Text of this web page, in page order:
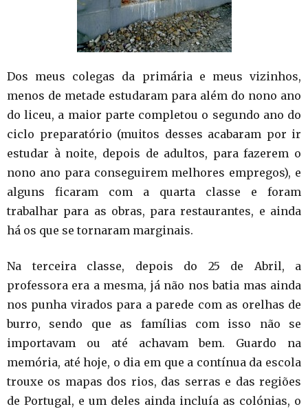
Dos meus colegas da primária e meus vizinhos,
menos de metade estudaram para além do nono ano
do liceu, a maior parte completou o segundo ano do
ciclo preparatório (muitos desses acabaram por ir
estudar à noite, depois de adultos, para fazerem o
nono ano para conseguirem melhores empregos), e
alguns ficaram com a quarta classe e foram
trabalhar para as obras, para restaurantes, e ainda
há os que se tornaram marginais.
Na terceira classe, depois do 25 de Abril, a
professora era a mesma, já não nos batia mas ainda
nos punha virados para a parede com as orelhas de
burro, sendo que as famílias com isso não se
importavam ou até achavam bem. Guardo na
memória, até hoje, o dia em que a contínua da escola
trouxe os mapas dos rios, das serras e das regiões
de Portugal, e um deles ainda incluía as colónias, o